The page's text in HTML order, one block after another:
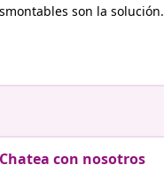
son la solución.
Chatea con nosotros